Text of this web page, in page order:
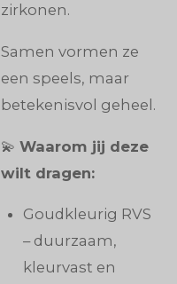
zirkonen.
Samen vormen ze
een speels, maar
betekenisvol geheel.
💫 Waarom jij deze
wilt dragen:
Goudkleurig RVS
– duurzaam,
kleurvast en